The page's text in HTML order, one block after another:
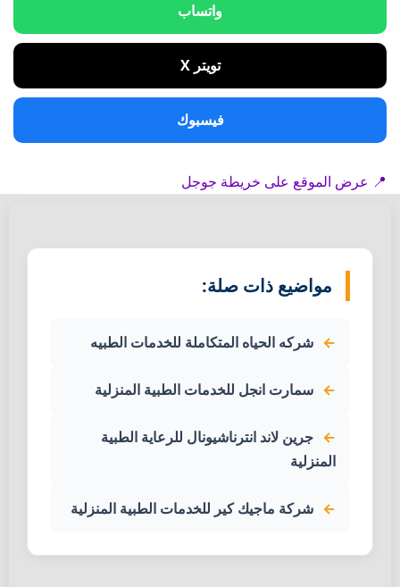
واتساب
تويتر X
فيسبوك
📍 عرض الموقع على خريطة جوجل
مواضيع ذات صلة:
شركه الحياه المتكاملة للخدمات الطبيه
سمارت انجل للخدمات الطبية المنزلية
جرين لاند انترناشيونال للرعاية الطبية
المنزلية
شركة ماجيك كير للخدمات الطبية المنزلية